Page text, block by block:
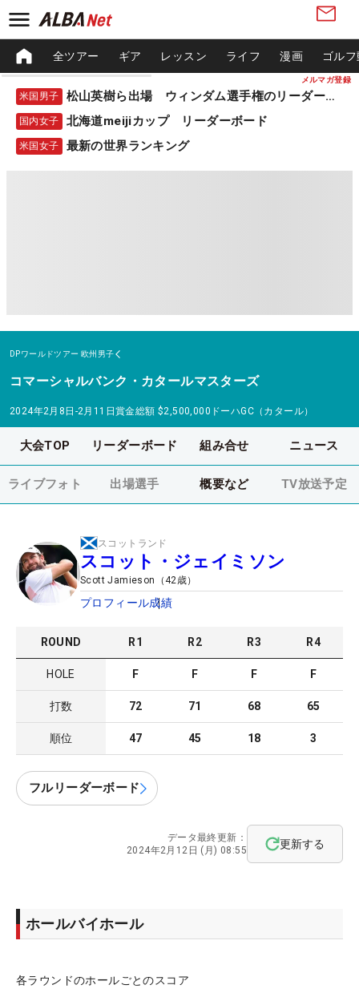
メルマガ登録
全ツアー ギア レッスン ライフ 漫画 ゴル
米国男子 松山英樹ら出場 ウィンダム選手権のリーダーボード
国内女子 北海道meijiカップ リーダーボード
米国女子 最新の世界ランキング
DPワールドツアー 欧州男子
コマーシャルバンク・カタールマスターズ
2024年2月8日-2月11日賞金総額 $2,500,000 ドーハGC（カタール）
大会TOP リーダーボード 組み合せ ニュース
ライブフォト 出場選手 概要など TV放送予定
スコットランド
スコット・ジェイミソン
Scott Jamieson （ 42歳）
プロフィール成績
ROUND R1 R2 R3 R4
HOLE F F F F
打数 72 71 68 65
順位 47 45 18 3
フルリーダーボード
データ最終更新：
2024年2月12日 (月) 08:55
更新する
ホールバイホール
各ラウンドのホールごとのスコア